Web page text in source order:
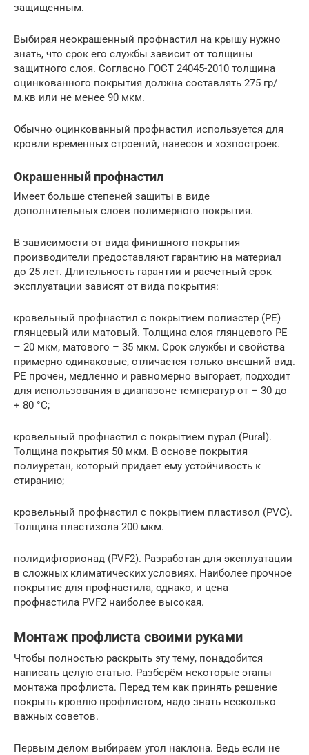
защищенным.
Выбирая неокрашенный профнастил на крышу нужно
знать, что срок его службы зависит от толщины
защитного слоя. Согласно ГОСТ 24045-2010 толщина
оцинкованного покрытия должна составлять 275 гр/
м.кв или не менее 90 мкм.
Обычно оцинкованный профнастил используется для
кровли временных строений, навесов и хозпостроек.
Окрашенный профнастил
Имеет больше степеней защиты в виде
дополнительных слоев полимерного покрытия.
В зависимости от вида финишного покрытия
производители предоставляют гарантию на материал
до 25 лет. Длительность гарантии и расчетный срок
эксплуатации зависят от вида покрытия:
кровельный профнастил с покрытием полиэстер (РЕ)
глянцевый или матовый. Толщина слоя глянцевого РЕ
– 20 мкм, матового – 35 мкм. Срок службы и свойства
примерно одинаковые, отличается только внешний вид.
РЕ прочен, медленно и равномерно выгорает, подходит
для использования в диапазоне температур от – 30 до
+ 80 °С;
кровельный профнастил с покрытием пурал (Pural).
Толщина покрытия 50 мкм. В основе покрытия
полиуретан, который придает ему устойчивость к
стиранию;
кровельный профнастил с покрытием пластизол (PVC).
Толщина пластизола 200 мкм.
полидифторионад (PVF2). Разработан для эксплуатации
в сложных климатических условиях. Наиболее прочное
покрытие для профнастила, однако, и цена
профнастила PVF2 наиболее высокая.
Монтаж профлиста своими руками
Чтобы полностью раскрыть эту тему, понадобится
написать целую статью. Разберём некоторые этапы
монтажа профлиста. Перед тем как принять решение
покрыть кровлю профлистом, надо знать несколько
важных советов.
Первым делом выбираем угол наклона. Ведь если не